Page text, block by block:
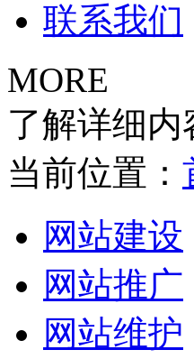
联系我们
MORE
了解详细内
当前位置：
网站建设
网站推广
网站维护